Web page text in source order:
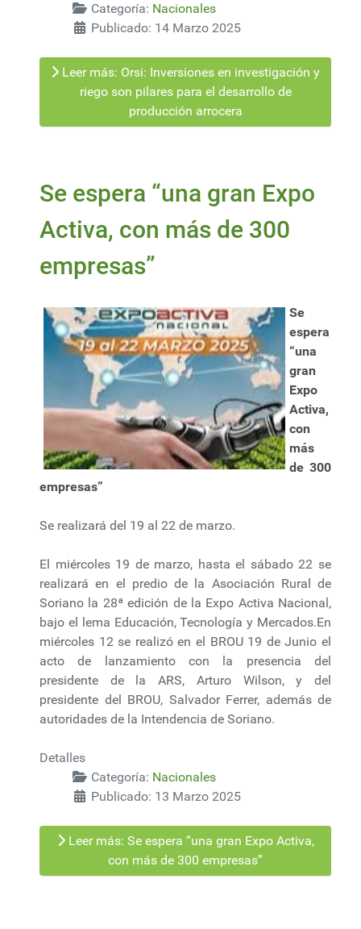
Categoría: Nacionales
Publicado: 14 Marzo 2025
Leer más: Orsi: Inversiones en investigación y
riego son pilares para el desarrollo de
producción arrocera
Se espera “una gran Expo
Activa, con más de 300
empresas”
Se
espera
“una
gran
Expo
Activa,
con
más
de 300
empresas”
Se realizará del 19 al 22 de marzo.
El miércoles 19 de marzo, hasta el sábado 22 se
realizará en el predio de la Asociación Rural de
Soriano la 28ª edición de la Expo Activa Nacional,
bajo el lema Educación, Tecnología y Mercados.En
miércoles 12 se realizó en el BROU 19 de Junio el
acto de lanzamiento con la presencia del
presidente de la ARS, Arturo Wilson, y del
presidente del BROU, Salvador Ferrer, además de
autoridades de la Intendencia de Soriano.
Detalles
Categoría: Nacionales
Publicado: 13 Marzo 2025
Leer más: Se espera “una gran Expo Activa,
con más de 300 empresas”